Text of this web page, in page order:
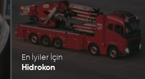
En İyiler İçin
Hidrokon